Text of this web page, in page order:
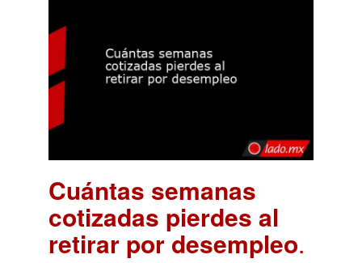
Cuántas semanas
cotizadas pierdes al
retirar por desempleo.